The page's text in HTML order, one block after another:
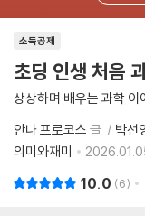
소득공제
초딩 인생 처음
상상하며 배우는 과학 이
안나 프로코스 글 박선
의미와재미
10.0 6